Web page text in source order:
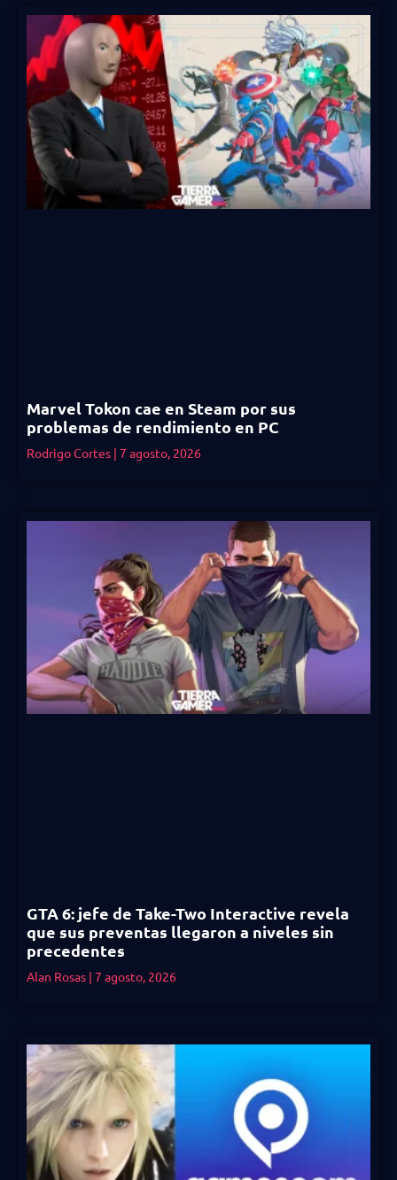
Marvel Tokon cae en Steam por sus
problemas de rendimiento en PC
Rodrigo Cortes 7 agosto, 2026
GTA 6: jefe de Take-Two Interactive revela
que sus preventas llegaron a niveles sin
precedentes
Alan Rosas 7 agosto, 2026